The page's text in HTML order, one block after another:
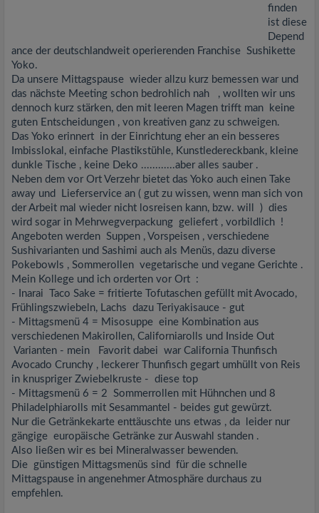
finden
ist diese
Depend
ance der deutschlandweit operierenden Franchise Sushikette
Yoko.
Da unsere Mittagspause wieder allzu kurz bemessen war und
das nächste Meeting schon bedrohlich nah , wollten wir uns
dennoch kurz stärken, den mit leeren Magen trifft man keine
guten Entscheidungen , von kreativen ganz zu schweigen.
Das Yoko erinnert in der Einrichtung eher an ein besseres
Imbisslokal, einfache Plastikstühle, Kunstledereckbank, kleine
dunkle Tische , keine Deko ............aber alles sauber .
Neben dem vor Ort Verzehr bietet das Yoko auch einen Take
away und Lieferservice an ( gut zu wissen, wenn man sich von
der Arbeit mal wieder nicht losreisen kann, bzw. will ) dies
wird sogar in Mehrwegverpackung geliefert , vorbildlich !
Angeboten werden Suppen , Vorspeisen , verschiedene
Sushivarianten und Sashimi auch als Menüs, dazu diverse
Pokebowls , Sommerollen vegetarische und vegane Gerichte .
Mein Kollege und ich orderten vor Ort :
- Inarai Taco Sake = fritierte Tofutaschen gefüllt mit Avocado,
Frühlingszwiebeln, Lachs dazu Teriyakisauce - gut
- Mittagsmenü 4 = Misosuppe eine Kombination aus
verschiedenen Makirollen, Californiarolls und Inside Out
Varianten - mein Favorit dabei war California Thunfisch
Avocado Crunchy , leckerer Thunfisch gegart umhüllt von Reis
in knuspriger Zwiebelkruste - diese top
- Mittagsmenü 6 = 2 Sommerrollen mit Hühnchen und 8
Philadelphiarolls mit Sesammantel - beides gut gewürzt.
Nur die Getränkekarte enttäuschte uns etwas , da leider nur
gängige europäische Getränke zur Auswahl standen .
Also ließen wir es bei Mineralwasser bewenden.
Die günstigen Mittagsmenüs sind für die schnelle
Mittagspause in angenehmer Atmosphäre durchaus zu
empfehlen.